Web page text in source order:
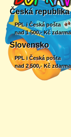
Česká republika
PPL i Česká pošta
nad 1 500,- Kč zdarma
Slovensko
PPL i Česká pošta
nad 2 500,- Kč zdarma